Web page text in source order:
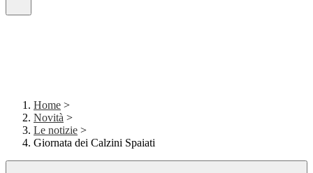
Home >
Novità >
Le notizie >
Giornata dei Calzini Spaiati